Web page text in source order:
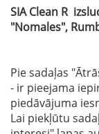
SIA Clean R
"Nomales",
Pie sadaļas
- ir pieejama
piedāvājuma
Lai piekļūtu